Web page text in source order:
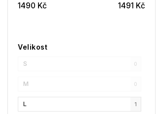
1490 Kč 1491 Kč
Velikost
S 0
M 0
L 1